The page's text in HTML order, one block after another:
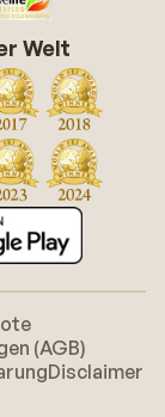
Welt
(AGB)
Disclaimer